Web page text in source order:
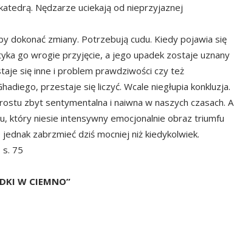
Nędzarze uciekają od nieprzyjaznej
dokonać zmiany. Potrzebują cudu. Kiedy pojawia się
go wrogie przyjęcie, a jego upadek zostaje uznany
się inne i problem prawdziwości czy też
przestaje się liczyć. Wcale niegłupia konkluzja.
zbyt sentymentalna i naiwna w naszych czasach. A
który niesie intensywny emocjonalnie obraz triumfu
zabrzmieć dziś mocniej niż kiedykolwiek.
s. 75
W CIEMNO”